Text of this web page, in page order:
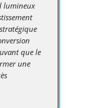
lumineux
que le
une